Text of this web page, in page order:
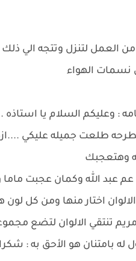
العمل لتنزل وتتجه الي ذلك
نسمات الهواء
: وعليكم السلام يا استاذه
طلعت جميله عليكي
وهتعجبك
عم عبد الله وكمان عجبت
اختار منها ومن كل لون
تنتقي الالوان لتضع
له بامتنان هو الأحق به :